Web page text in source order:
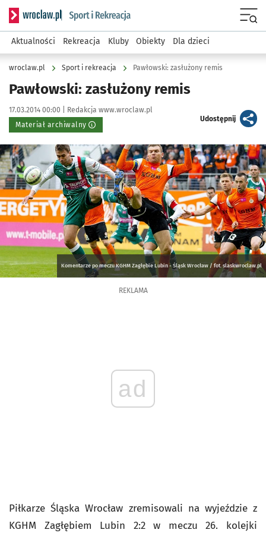
Serwis informacyjny wroclaw.pl podserwis: Sport i rekreacja
Aktualności Rekreacja Kluby Obiekty Dla dzieci
wroclaw.pl Sport i rekreacja Pawłowski: zasłużony remis
Pawłowski: zasłużony remis
Data publikacji:
17.03.2014 00:00 | Autor:
Redakcja www.wroclaw.pl
Materiał archiwalny
Udostępnijartykuł
Kliknij, aby powiększyć
Komentarze po meczu KGHM Zagłębie Lubin - Śląsk Wrocław / fot. slaskwroclaw.pl
REKLAMA
ad
Piłkarze Śląska Wrocław zremisowali na wyjeździe z
KGHM Zagłębiem Lubin 2:2 w meczu 26. kolejki